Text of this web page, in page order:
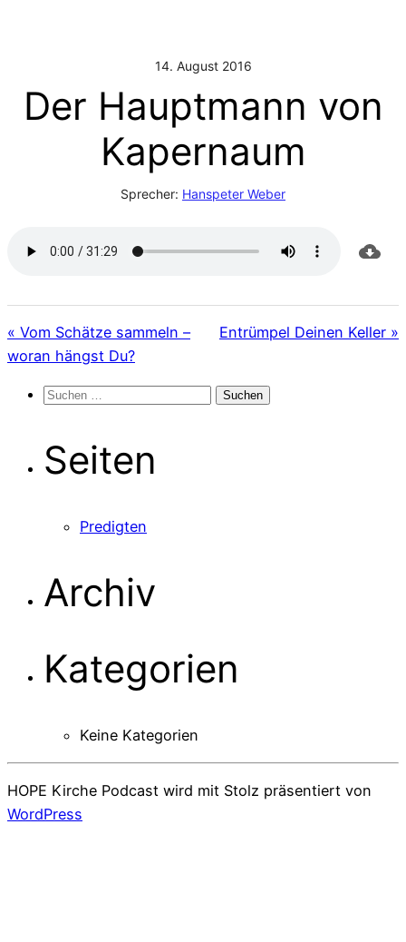
14. August 2016
Der Hauptmann von
Kapernaum
Sprecher: Hanspeter Weber
« Vom Schätze sammeln –
woran hängst Du?
Entrümpel Deinen Keller »
Suchen
Seiten
Predigten
Archiv
Kategorien
Keine Kategorien
HOPE Kirche Podcast wird mit Stolz präsentiert von
WordPress